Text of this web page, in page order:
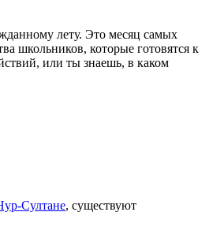
лету. Это месяц самых
школьников, которые готовятся к
или ты знаешь, в каком
Султане, существуют